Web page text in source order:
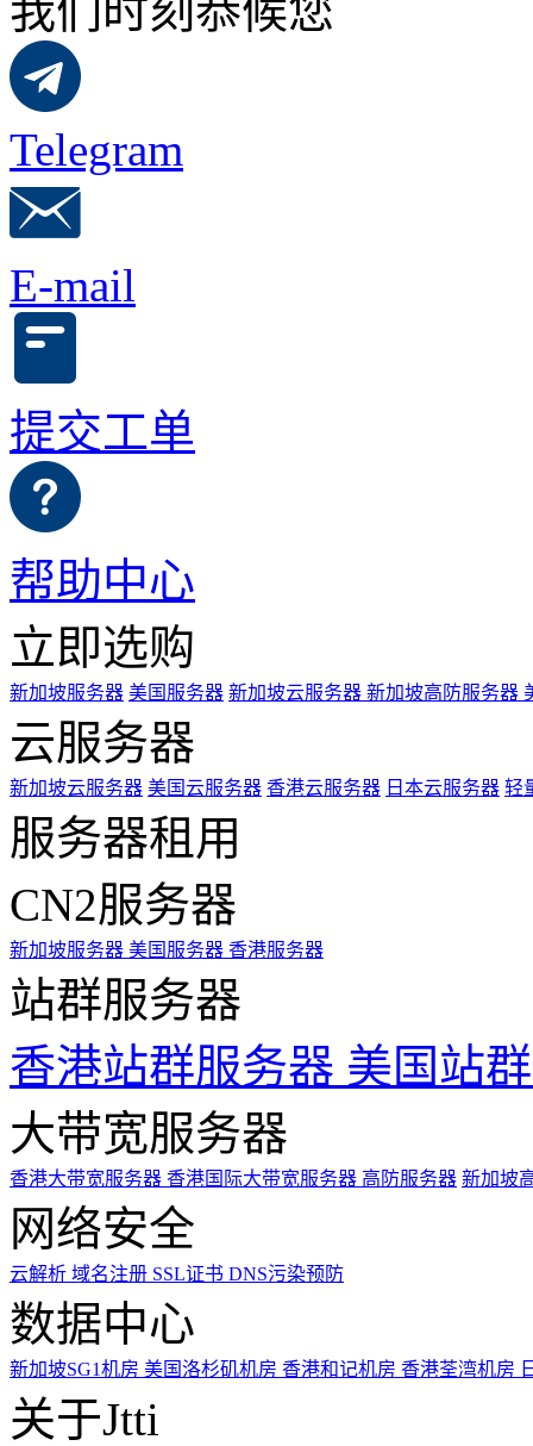
我们时刻恭候您
Telegram
E-mail
提交工单
帮助中心
立即选购
新加坡服务器 美国服务器 新加坡云服务器 新加坡高防服务器
云服务器
新加坡云服务器 美国云服务器 香港云服务器 日本云服务器 轻
服务器租用
CN2服务器
新加坡服务器 美国服务器 香港服务器
站群服务器
香港站群服务器 美国站
大带宽服务器
香港大带宽服务器 香港国际大带宽服务器 高防服务器 新加坡
网络安全
云解析 域名注册 SSL证书 DNS污染预防
数据中心
新加坡SG1机房 美国洛杉矶机房 香港和记机房 香港荃湾机房
关于Jtti